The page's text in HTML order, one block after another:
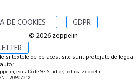
DE COOKIES GDPR
© 2026 zeppelin
si textele de pe acest site sunt protejate de legea
editată de SG Studio și echipa Zeppelin
L 2069-721X